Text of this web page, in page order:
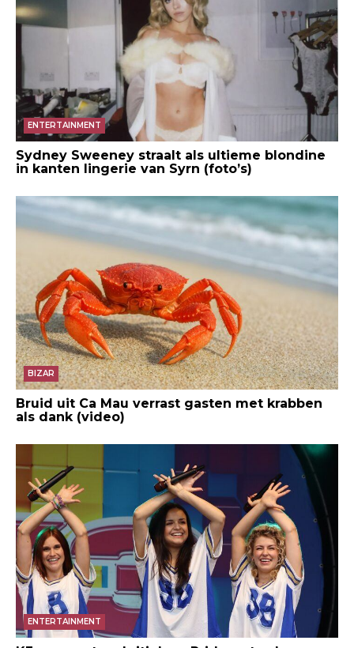
ENTERTAINMENT
Sydney Sweeney straalt als ultieme blondine
in kanten lingerie van Syrn (foto’s)
BIZAR
Bruid uit Ca Mau verrast gasten met krabben
als dank (video)
ENTERTAINMENT